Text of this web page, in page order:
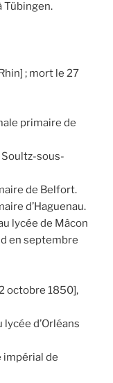
Tübingen.
; mort le 27
primaire de
sous-
de Belfort.
d’Haguenau.
lycée de Mâcon
en septembre
octobre 1850],
d’Orléans
impérial de